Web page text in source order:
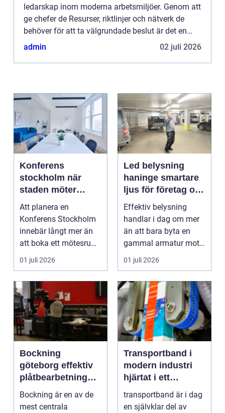
ledarskap inom moderna arbetsmiljöer. Genom att
ge chefer de Resurser, riktlinjer och nätverk de
behöver för att ta välgrundade beslut är det en
investering f&oum...
admin 02 juli 2026
Konferens
stockholm när
staden möter
skärgård och
landsbygd
Att planera en
Konferens Stockholm
innebär långt mer än
att boka ett mötesrum
och ordna fika.
Företa...
01 juli 2026
Led belysning
haninge smartare
ljus för företag och
fastigheter
Effektiv belysning
handlar i dag om mer
än att bara byta en
gammal armatur mot
en ny. Företag, bosta...
01 juli 2026
Bockning
göteborg effektiv
plåtbearbetning
med precision
Bockning är en av de
mest centrala
Transportband i
modern industri
hjärtat i ett
effektivt flöde
transportband är i dag
en självklar del av